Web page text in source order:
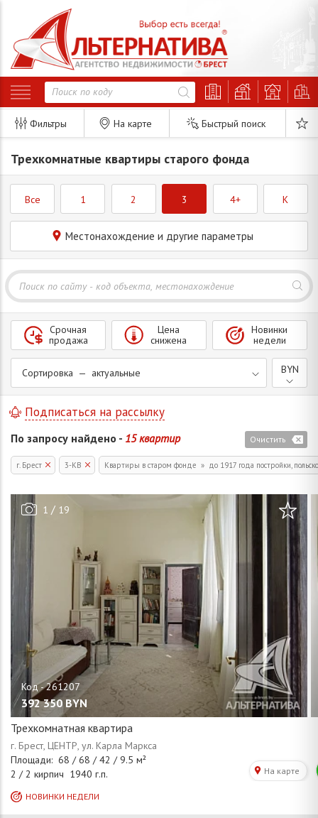
Фильтры На карте Быстрый поиск
Трехкомнатные квартиры старого фонда
Все 1 2 3 4+ K
Местонахождение и другие параметры
Сортировка — актуальные
Срочная
продажа
Цена
снижена
Новинки
недели
BYN
По запросу найдено - 15 квартир Очистить
Подписаться на рассылку
г. Брест 3-КВ Квартиры в старом фонде » до 1917 года постройки,
1 / 19
392 350 BYN
Трехкомнатная квартира